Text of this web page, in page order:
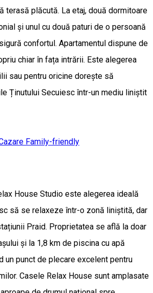
terasă plăcută. La etaj, două dormitoare
și unul cu două paturi de o persoană
confortul. Apartamentul dispune de
chiar în fața intrării. Este alegerea
sau pentru oricine dorește să
Ținutului Secuiesc într-un mediu liniștit
Family-friendly
House Studio este alegerea ideală
să se relaxeze într-o zonă liniștită, dar
Praid. Proprietatea se află la doar
și la 1,8 km de piscina cu apă
un punct de plecare excelent pentru
Casele Relax House sunt amplasate